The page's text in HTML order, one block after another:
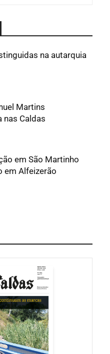
na autarquia
Martins
nas Caldas
em São Martinho
em Alfeizerão